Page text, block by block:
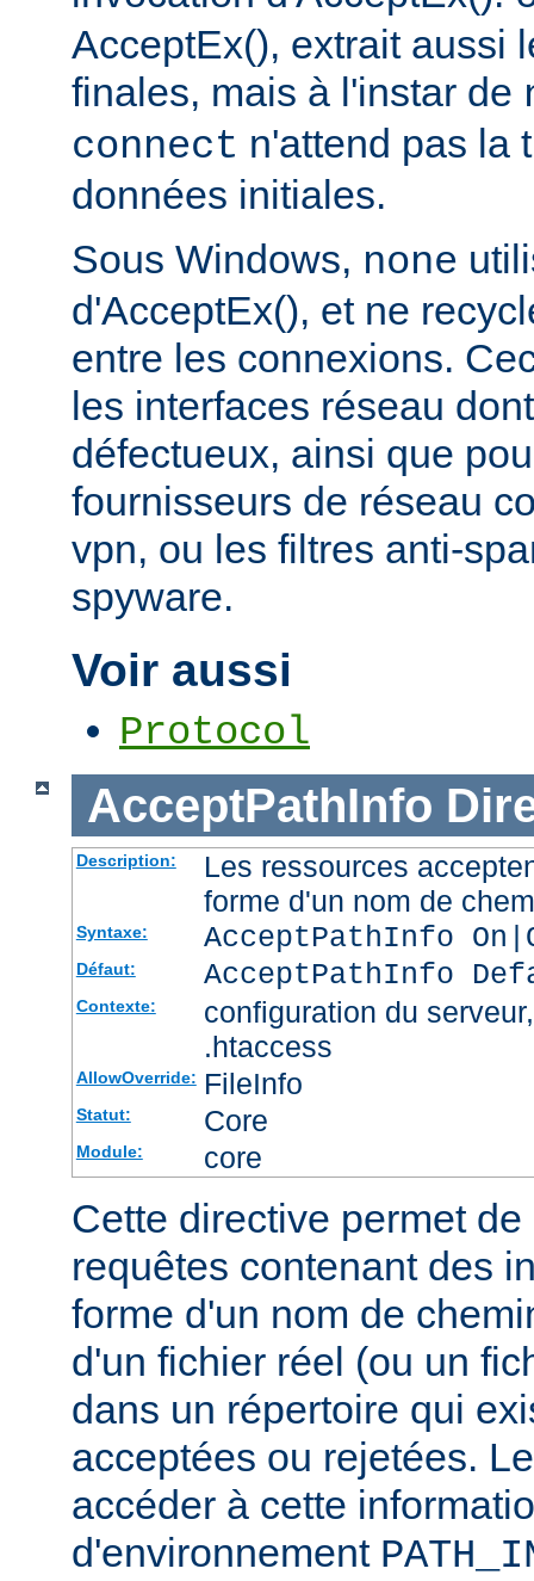
AcceptEx(), extrait aussi
finales, mais à l'instar de
connect n'attend pas la
données initiales.
Sous Windows, none
d'AcceptEx(), et ne
entre les connexions.
les interfaces réseau
défectueux, ainsi que
fournisseurs de réseau
vpn, ou les filtres anti-
spyware.
Voir aussi
Protocol
AcceptPathInfo
Description:
Les ressources
forme d'un nom de
Syntaxe: AcceptPathInfo
Défaut: AcceptPathInfo
Contexte:
configuration du
.htaccess
AllowOverride: FileInfo
Statut: Core
Module: core
Cette directive permet
requêtes contenant des
forme d'un nom de
d'un fichier réel (ou un
dans un répertoire qui
acceptées ou rejetées.
accéder à cette
d'environnement